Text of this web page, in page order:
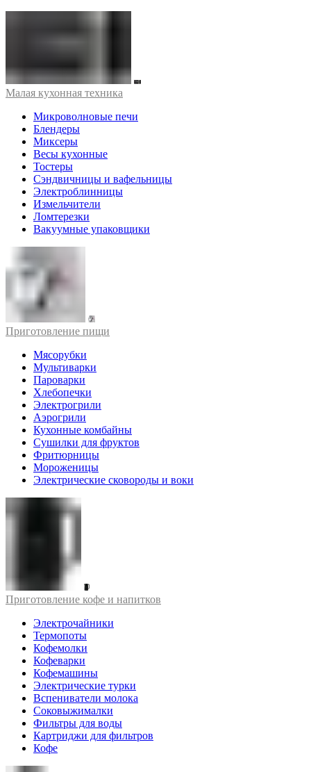
Малая кухонная техника
Микроволновые печи
Блендеры
Миксеры
Весы кухонные
Тостеры
Сэндвичницы и вафельницы
Электроблинницы
Измельчители
Ломтерезки
Вакуумные упаковщики
Приготовление пищи
Мясорубки
Мультиварки
Пароварки
Хлебопечки
Электрогрили
Аэрогрили
Кухонные комбайны
Сушилки для фруктов
Фритюрницы
Мороженицы
Электрические сковороды и воки
Приготовление кофе и напитков
Электрочайники
Термопоты
Кофемолки
Кофеварки
Кофемашины
Электрические турки
Вспениватели молока
Соковыжималки
Фильтры для воды
Картриджи для фильтров
Кофе